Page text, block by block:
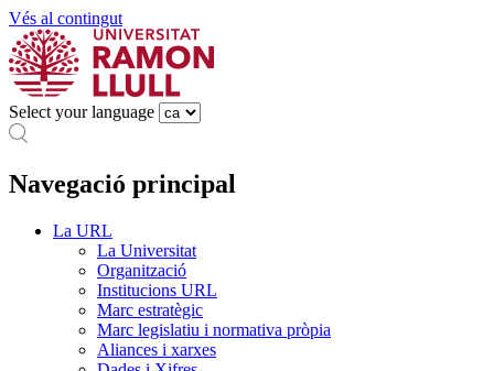
Vés al contingut
Select your language
Navegació principal
La URL
La Universitat
Organització
Institucions URL
Marc estratègic
Marc legislatiu i normativa pròpia
Aliances i xarxes